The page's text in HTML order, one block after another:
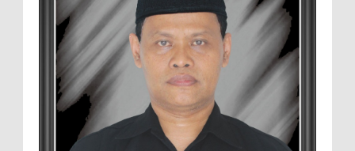
Duta GenRe Blora 2026 Siap Untuk
Menjadi Agen Perubahan
BLORA — Rizky Akbar Putra Basyari dari
PIK-R Gemilang SMA Negeri 1 Blora dan
Salsabila Hidayatul Kamilah dari PIK-R Tunas Cahaya
Kecamatan B...